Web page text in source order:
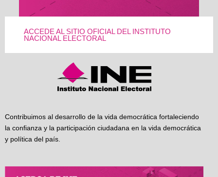
ACCEDE AL SITIO OFICIAL DEL INSTITUTO
NACIONAL ELECTORAL
Contribuimos al desarrollo de la vida democrática fortaleciendo
la confianza y la participación ciudadana en la vida democrática
y política del país.